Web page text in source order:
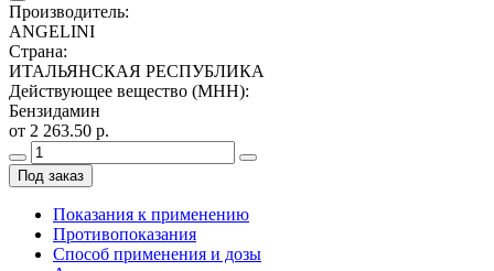
Производитель:
ANGELINI
Страна:
ИТАЛЬЯНСКАЯ РЕСПУБЛИКА
Действующее вещество (МНН):
Бензидамин
от 2 263.50 р.
Под заказ
Показания к применению
Противопоказания
Способ применения и дозы